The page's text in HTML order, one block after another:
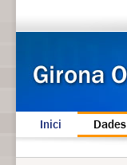
Inici Dades